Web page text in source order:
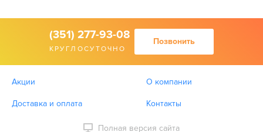
(351) 277-93-08
КРУГЛОСУТОЧНО
Позвонить
Акции О компании
Доставка и оплата Контакты
Полная версия сайта